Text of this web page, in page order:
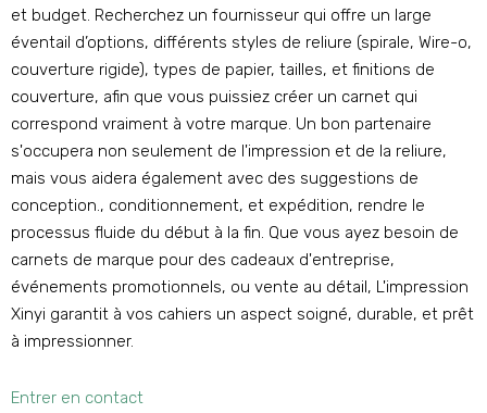
et budget. Recherchez un fournisseur qui offre un large
éventail d’options, différents styles de reliure (spirale, Wire-o,
couverture rigide), types de papier, tailles, et finitions de
couverture, afin que vous puissiez créer un carnet qui
correspond vraiment à votre marque. Un bon partenaire
s'occupera non seulement de l'impression et de la reliure,
mais vous aidera également avec des suggestions de
conception., conditionnement, et expédition, rendre le
processus fluide du début à la fin. Que vous ayez besoin de
carnets de marque pour des cadeaux d'entreprise,
événements promotionnels, ou vente au détail, L'impression
Xinyi garantit à vos cahiers un aspect soigné, durable, et prêt
à impressionner.
Entrer en contact